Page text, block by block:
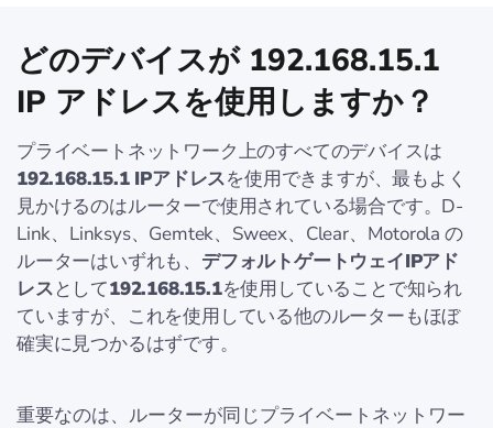
どのデバイスが 192.168.15.1
IP アドレスを使用しますか？
プライベートネットワーク上のすべてのデバイスは
192.168.15.1 IPアドレスを使用できますが、最もよく
見かけるのはルーターで使用されている場合です。D-
Link、Linksys、Gemtek、Sweex、Clear、Motorola の
ルーターはいずれも、 デフォルトゲートウェイIPアド
レスとして192.168.15.1を使用していることで知られ
ていますが、これを使用している他のルーターもほぼ
確実に見つかるはずです。
重要なのは、ルーターが同じプライベートネットワー